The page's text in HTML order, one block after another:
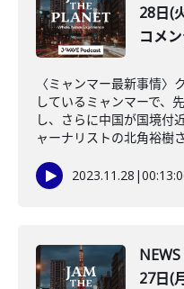
28日(
コメ
〈ミャンマー最新事情
しているミャンマーで、
し、さらに中国が国境付
ャーナリストの北角裕樹
2023.11.28 |
27日(